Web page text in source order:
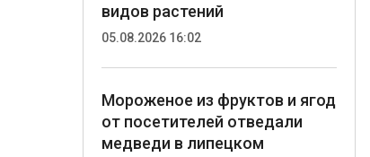
видов растений
05.08.2026 16:02
Мороженое из фруктов и ягод
от посетителей отведали
медведи в липецком